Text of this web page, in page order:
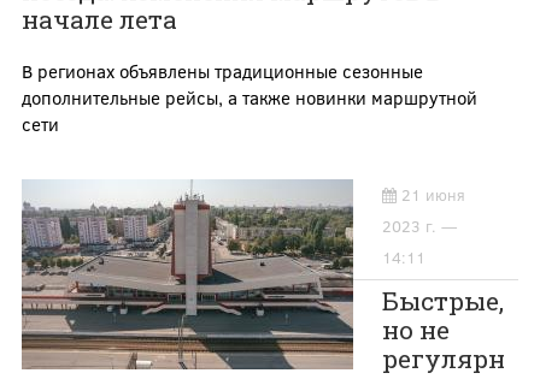
начале лета
В регионах объявлены традиционные сезонные
дополнительные рейсы, а также новинки маршрутной
сети
21 июня
2023 г. —
14:11
Быстрые,
но не
регулярн